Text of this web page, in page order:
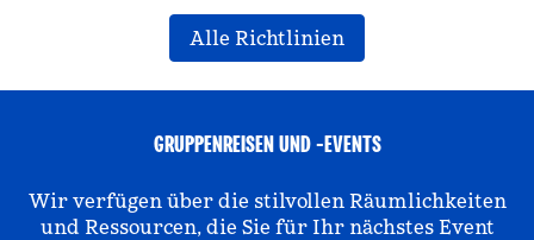
Alle Richtlinien
GRUPPENREISEN UND -EVENTS
Wir verfügen über die stilvollen Räumlichkeiten
und Ressourcen, die Sie für Ihr nächstes Event